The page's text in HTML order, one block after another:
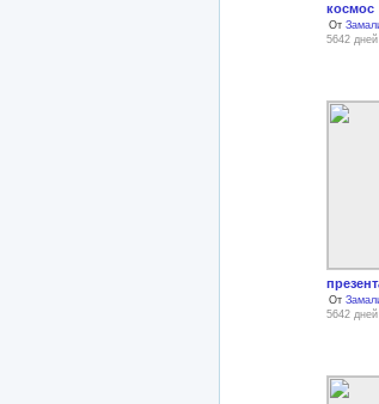
космос
От
5642
От
5642